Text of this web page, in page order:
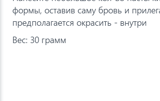
формы, оставив саму бровь и
предполагается окрасить - внутри
Вес: 30 грамм